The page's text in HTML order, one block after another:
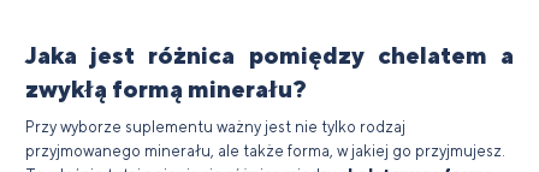
Jaka jest różnica pomiędzy chelatem a
zwykłą formą minerału?
Przy wyborze suplementu ważny jest nie tylko rodzaj
przyjmowanego minerału, ale także forma, w jakiej go przyjmujesz.